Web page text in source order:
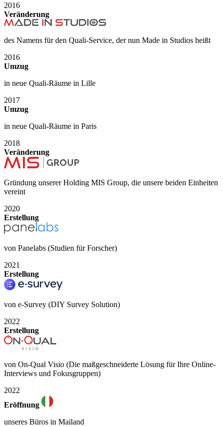
2016
Veränderung
des Namens für den Quali-Service, der nun Made in Studios heißt
2016
Umzug
in neue Quali-Räume in Lille
2017
Umzug
in neue Quali-Räume in Paris
2018
Veränderung
Gründung unserer Holding MIS Group, die unsere beiden Einheiten
vereint
2020
Erstellung
von Panelabs (Studien für Forscher)
2021
Erstellung
von e-Survey (DIY Survey Solution)
2022
Erstellung
von On-Qual Visio (Die maßgeschneiderte Lösung für Ihre Online-
Interviews und Fokusgruppen)
2022
Eröffnung
unseres Büros in Mailand